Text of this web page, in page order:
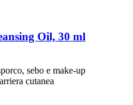
Oil, 30 ml
sebo e make-up
cutanea